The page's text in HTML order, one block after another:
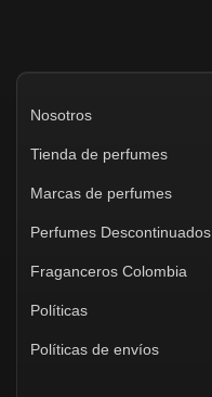
Nosotros
Tienda de perfumes
Marcas de perfumes
Perfumes Descontinuados
Fraganceros Colombia
Políticas
Políticas de envíos